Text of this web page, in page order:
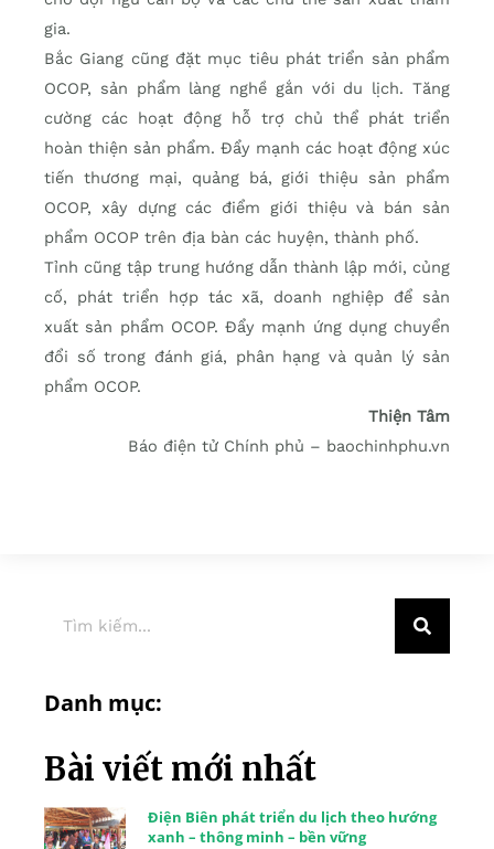
gia.
Bắc Giang cũng đặt mục tiêu phát triển sản phẩm
OCOP, sản phẩm làng nghề gắn với du lịch. Tăng
cường các hoạt động hỗ trợ chủ thể phát triển
hoàn thiện sản phẩm. Đẩy mạnh các hoạt động xúc
tiến thương mại, quảng bá, giới thiệu sản phẩm
OCOP, xây dựng các điểm giới thiệu và bán sản
phẩm OCOP trên địa bàn các huyện, thành phố.
Tỉnh cũng tập trung hướng dẫn thành lập mới, củng
cố, phát triển hợp tác xã, doanh nghiệp để sản
xuất sản phẩm OCOP. Đẩy mạnh ứng dụng chuyển
đổi số trong đánh giá, phân hạng và quản lý sản
phẩm OCOP.
Thiện Tâm
Báo điện tử Chính phủ – baochinhphu.vn
Danh mục:
Bài viết mới nhất
Điện Biên phát triển du lịch theo hướng
xanh – thông minh – bền vững